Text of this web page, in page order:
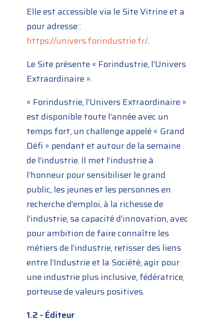
Elle est accessible via le Site Vitrine et a
pour adresse :
https://univers.forindustrie.fr/.
Le Site présente « Forindustrie, l’Univers
Extraordinaire ».
« Forindustrie, l’Univers Extraordinaire »
est disponible toute l’année avec un
temps fort, un challenge appelé « Grand
Défi » pendant et autour de la semaine
de l’industrie. Il met l’industrie à
l’honneur pour sensibiliser le grand
public, les jeunes et les personnes en
recherche d’emploi, à la richesse de
l’industrie, sa capacité d’innovation, avec
pour ambition de faire connaître les
métiers de l’industrie, retisser des liens
entre l’Industrie et la Société, agir pour
une industrie plus inclusive, fédératrice,
porteuse de valeurs positives.
1.2 - Éditeur